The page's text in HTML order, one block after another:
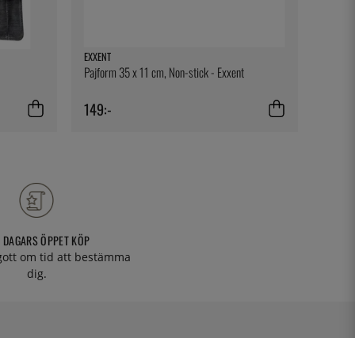
EXXENT
Pajform 35 x 11 cm, Non-stick - Exxent
149:-
ÖPPET KÖP
om tid att bestämma
dig.